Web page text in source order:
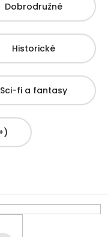
Dobrodružné
Historické
Sci-fi a fantasy